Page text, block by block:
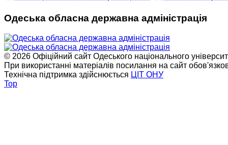
Одеська обласна державна адміністрація
© 2026 Офіційний сайт Одеського національного
При використанні матеріалів посилання на сайт
Технічна підтримка здійснюється ЦІТ ОНУ
Top